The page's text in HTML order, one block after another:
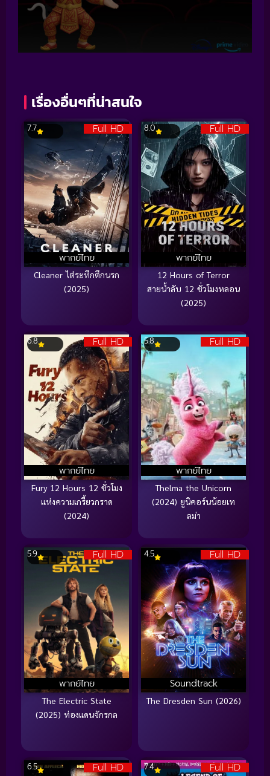
เรื่องอื่นๆที่น่าสนใจ
Full HD
พากย์ไทย
7.7
Cleaner ไต่ระทึกตึกนรก
(2025)
Full HD
พากย์ไทย
8.0
12 Hours of Terror
สายน้ำลับ 12 ชั่วโมงหลอน
(2025)
Full HD
พากย์ไทย
6.8
Fury 12 Hours 12 ชั่วโมง
แห่งความเกรี้ยวกราด
(2024)
Full HD
พากย์ไทย
5.8
Thelma the Unicorn
(2024) ยูนิคอร์นน้อยเท
ลม่า
Full HD
พากย์ไทย
5.9
The Electric State
(2025) ท่องแดนจักรกล
Full HD
Soundtrack
4.5
The Dresden Sun (2026)
Full HD
6.5 Full HD
7.4